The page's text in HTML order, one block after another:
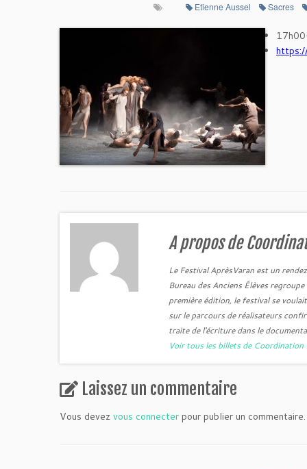
Etienne Aussel Sacres
A propos de
Le Festival AprèsVaran est un
Bureau des Anciens Élèves
première édition, le festival se
sur le parcours de réalisateurs
traite de l'écriture dans le
Voir tous les billets de Coordination
Laissez un commentaire
Vous devez vous connecter pour publier un commentaire.